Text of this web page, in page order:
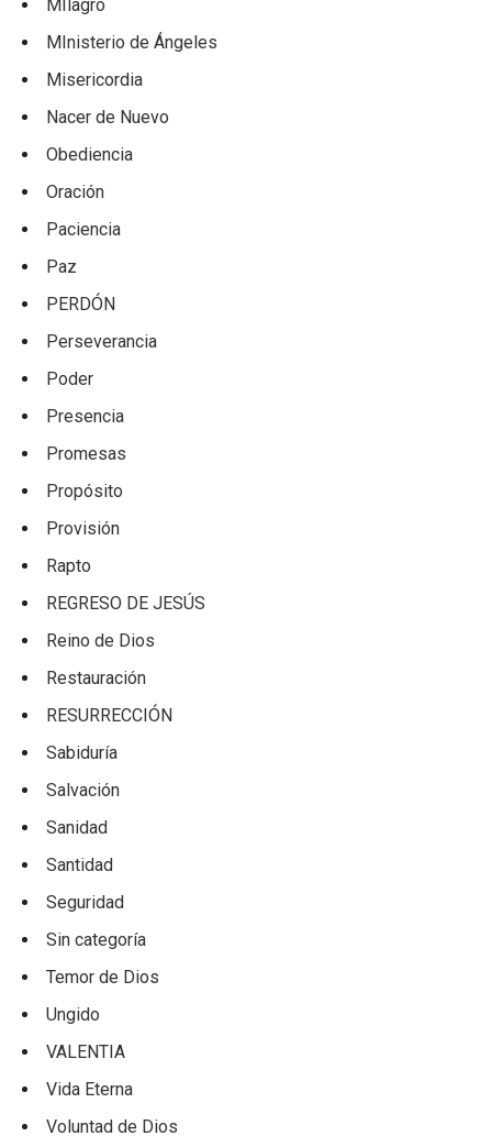
MIlagro
MInisterio de Ángeles
Misericordia
Nacer de Nuevo
Obediencia
Oración
Paciencia
Paz
PERDÓN
Perseverancia
Poder
Presencia
Promesas
Propósito
Provisión
Rapto
REGRESO DE JESÚS
Reino de Dios
Restauración
RESURRECCIÓN
Sabiduría
Salvación
Sanidad
Santidad
Seguridad
Sin categoría
Temor de Dios
Ungido
VALENTIA
Vida Eterna
Voluntad de Dios